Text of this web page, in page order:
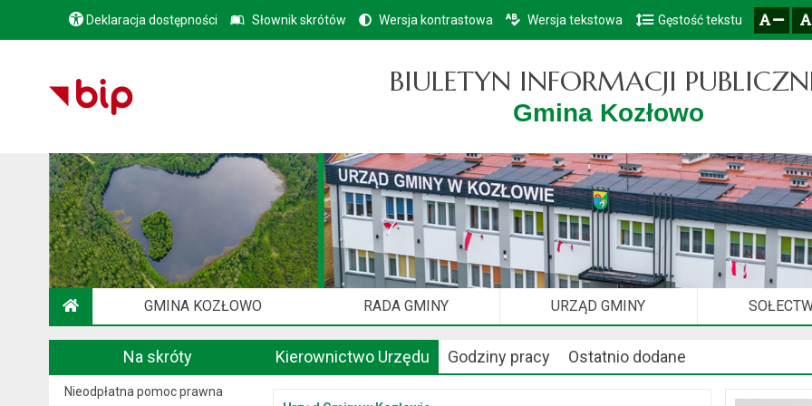
Przejdź do głównego menu
Przejdź do treści
Przejdź do mapy serwisu
Deklaracja dostępności Słownik skrótów Wersja kontrastowa Wersja tekstowa Gęstość tekstu
BIULETYN INFORMACJI
Gmina Kozłowo
GMINA KOZŁOWO RADA GMINY URZĄD GMINY
Na skróty
Nieodpłatna pomoc prawna
Kierownictwo Urzędu Godziny pracy Ostatnio dodane